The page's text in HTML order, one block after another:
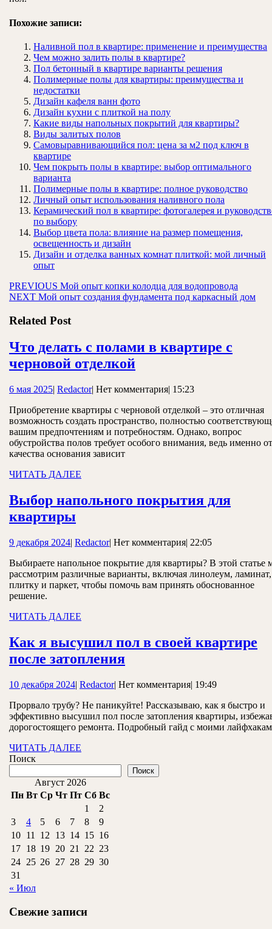
Похожие записи:
Наливной пол в квартире: применение и преимущества
Чем можно залить полы в квартире?
Пол бетонный в квартире варианты решения
Полимерные полы для квартиры: преимущества и
недостатки
Дизайн кафеля ванн фото
Дизайн кухни с плиткой на полу
Какие виды напольных покрытий для квартиры?
Виды залитых полов
Самовыравнивающийся пол: цена за м2 под ключ в
квартире
Чем покрыть полы в квартире: выбор оптимального
варианта
Полимерные полы в квартире: полное руководство
Личный опыт использования наливного пола
Керамический пол в квартире: фотогалерея и
по выбору
Выбор цвета пола: влияние на размер помещения,
освещенность и дизайн
Дизайн и отделка ванных комнат плиткой: мой личный
опыт
Навигация
по
записям
PREVIOUS Предыдущая
запись:
Мой опыт копки колодца для водопровода
NEXT Следующая
Мой опыт создания фундамента под каркасный дом
Related Post
Что делать с полами в квартире с
черновой отделкойЧто
с
полами
в
квартире
отделкой
6 мая 20256
2025
| RedactorRedactor
| Нет комментария| 15:23
Приобретение квартиры с черновой отделкой – это отличная
возможность создать пространство, полностью
вашим предпочтениям и потребностям. Однако, вопрос
обустройства полов требует особого внимания, ведь именно от
качества основания зависит
ЧИТАТЬ ДАЛЕЕ
Выбор напольного покрытия для
квартиры
покрытия
для
квартиры
9 декабря 20249
2024
| RedactorRedactor
| Нет комментария| 22:05
Выбираете напольное покрытие для квартиры? В этой статье
рассмотрим различные варианты, включая линолеум, ламинат,
плитку и паркет, чтобы помочь вам принять обоснованное
решение.
ЧИТАТЬ ДАЛЕЕ
Как я высушил пол в своей квартире
после затопленияКак
высушил
пол
в
после
10 декабря 202410
2024
| RedactorRedactor
| Нет комментария| 19:49
Прорвало трубу? Не паникуйте! Рассказываю, как я быстро и
эффективно высушил пол после затопления квартиры,
дорогостоящего ремонта. Подробный гайд с моими
ЧИТАТЬ ДАЛЕЕ
Поиск
Поиск
Август 2026
Пн Вт Ср Чт Пт Сб Вс
1
2
3
4 5 6 7 8
9
10 11 12 13 14 15 16
17 18 19 20 21 22 23
24 25 26 27 28 29 30
31
« Июл
Свежие записи